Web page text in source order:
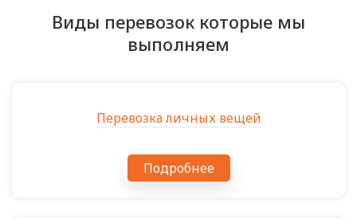
Виды перевозок которые мы
выполняем
Перевозка личных вещей
Подробнее